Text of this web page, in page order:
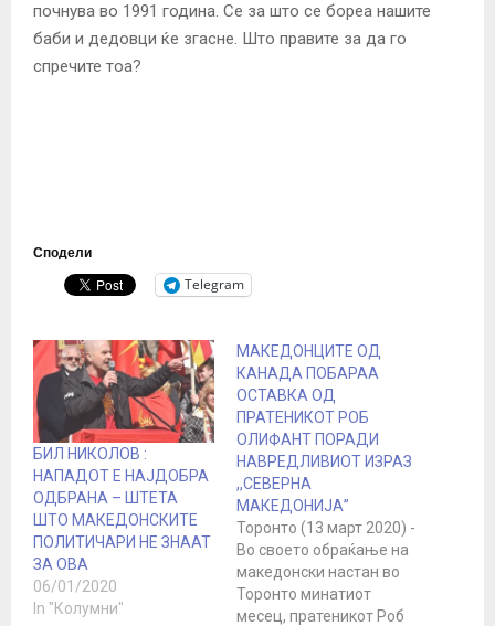
почнува во 1991 година. Се за што се бореа нашите
баби и дедовци ќе згасне. Што правите за да го
спречите тоа?
Сподели
Telegram
БИЛ НИКОЛОВ :
НАПАДОТ Е НАЈДОБРА
ОДБРАНА – ШТЕТА
ШТО МАКЕДОНСКИТЕ
ПОЛИТИЧАРИ НЕ ЗНААТ
ЗА ОВА
06/01/2020
In "Колумни"
МАКЕДОНЦИТЕ ОД
КАНАДА ПОБАРАА
ОСТАВКА ОД
ПРАТЕНИКОТ РОБ
ОЛИФАНТ ПОРАДИ
НАВРЕДЛИВИОТ ИЗРАЗ
,,СЕВЕРНА
МАКЕДОНИЈА”
Торонто (13 март 2020) -
Во своето обраќање на
македонски настан во
Торонто минатиот
месец, пратеникот Роб